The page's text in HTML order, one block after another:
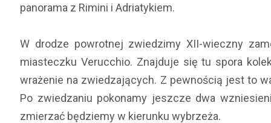
panorama z Rimini i Adriatykiem.
W drodze powrotnej zwiedzimy XII-wieczny
miasteczku Verucchio. Znajduje się tu spora
wrażenie na zwiedzających. Z pewnością jest to
Po zwiedzaniu pokonamy jeszcze dwa
zmierzać będziemy w kierunku wybrzeża.